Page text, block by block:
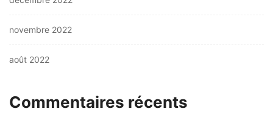
novembre 2022
août 2022
Commentaires récents